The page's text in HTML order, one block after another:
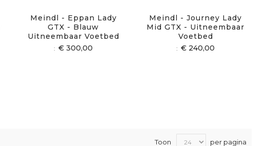
Meindl - Eppan Lady
GTX - Blauw
Uitneembaar Voetbed
€ 300,00
Meindl - Journey Lady
Mid GTX - Uitneembaar
Voetbed
€ 240,00
Toon per pagina